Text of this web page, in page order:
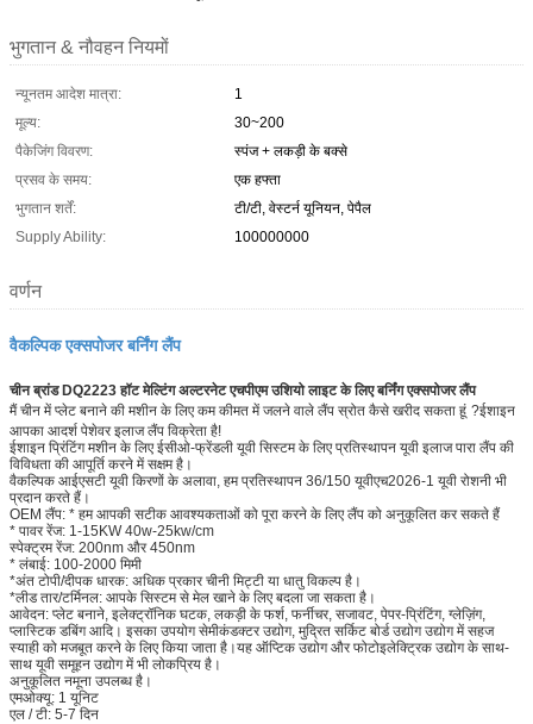
भुगतान & नौवहन नियमों
न्यूनतम आदेश मात्रा:
1
मूल्य:
30~200
पैकेजिंग विवरण:
स्पंज + लकड़ी के बक्से
प्रसव के समय:
एक हफ्ता
भुगतान शर्तें:
टी/टी, वेस्टर्न यूनियन, पेपैल
Supply Ability:
100000000
वर्णन
वैकल्पिक एक्सपोजर बर्निंग लैंप
चीन ब्रांड DQ2223 हॉट मेल्टिंग अल्टरनेट एचपीएम उशियो लाइट के लिए बर्निंग एक्सपोजर लैंप
मैं चीन में प्लेट बनाने की मशीन के लिए कम कीमत में जलने वाले लैंप स्रोत कैसे खरीद सकता हूं ?ईशाइन
आपका आदर्श पेशेवर इलाज लैंप विक्रेता है!
ईशाइन प्रिंटिंग मशीन के लिए ईसीओ-फ्रेंडली यूवी सिस्टम के लिए प्रतिस्थापन यूवी इलाज पारा लैंप की
विविधता की आपूर्ति करने में सक्षम है।
वैकल्पिक आईएसटी यूवी किरणों के अलावा, हम प्रतिस्थापन 36/150 यूवीएच2026-1 यूवी रोशनी भी
प्रदान करते हैं।
OEM लैंप: * हम आपकी सटीक आवश्यकताओं को पूरा करने के लिए लैंप को अनुकूलित कर सकते हैं
* पावर रेंज: 1-15KW 40w-25kw/cm
स्पेक्ट्रम रेंज: 200nm और 450nm
* लंबाई: 100-2000 मिमी
*अंत टोपी/दीपक धारक: अधिक प्रकार चीनी मिट्टी या धातु विकल्प है।
*लीड तार/टर्मिनल: आपके सिस्टम से मेल खाने के लिए बदला जा सकता है।
आवेदन: प्लेट बनाने, इलेक्ट्रॉनिक घटक, लकड़ी के फर्श, फर्नीचर, सजावट, पेपर-प्रिंटिंग, ग्लेज़िंग,
प्लास्टिक डबिंग आदि। इसका उपयोग सेमीकंडक्टर उद्योग, मुद्रित सर्किट बोर्ड उद्योग उद्योग में सहज
स्याही को मजबूत करने के लिए किया जाता है।यह ऑप्टिक उद्योग और फोटोइलेक्ट्रिक उद्योग के साथ-
साथ यूवी समूहन उद्योग में भी लोकप्रिय है।
अनुकूलित नमूना उपलब्ध है।
एमओक्यू: 1 यूनिट
एल / टी: 5-7 दिन